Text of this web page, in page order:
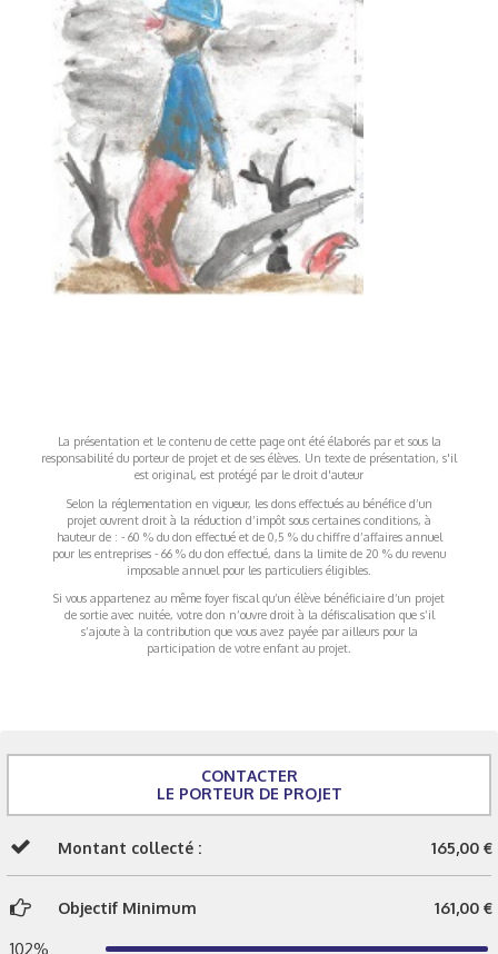
La présentation et le contenu de cette page ont été élaborés par et sous la
responsabilité du porteur de projet et de ses élèves. Un texte de présentation, s'il
est original, est protégé par le droit d'auteur
Selon la réglementation en vigueur, les dons effectués au bénéfice d’un
projet ouvrent droit à la réduction d’impôt sous certaines conditions, à
hauteur de : - 60 % du don effectué et de 0,5 % du chiffre d’affaires annuel
pour les entreprises - 66 % du don effectué, dans la limite de 20 % du revenu
imposable annuel pour les particuliers éligibles.
Si vous appartenez au même foyer fiscal qu’un élève bénéficiaire d’un projet
de sortie avec nuitée, votre don n’ouvre droit à la défiscalisation que s’il
s’ajoute à la contribution que vous avez payée par ailleurs pour la
participation de votre enfant au projet.
CONTACTER
LE PORTEUR DE PROJET
Montant collecté : 165,00 €
Objectif Minimum 161,00 €
102%